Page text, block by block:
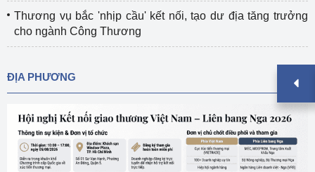
Thương vụ bắc 'nhịp cầu' kết nối, tạo dư địa tăng trưởng
cho ngành Công Thương
ĐỊA PHƯƠNG